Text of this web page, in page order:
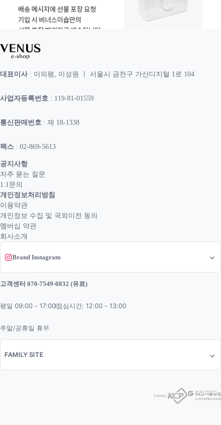
대표이사: 이의평, 이성원 ㅣ 서울시 금천구 가산디지털 1로 104
사업자등록번호 : 119-81-01559
통신판매번호 : 제 18-1338
팩스 : 02-869-5613
공지사항
자주 묻는 질문
1:1문의
개인정보처리방침
이용약관
개인정보 수집 및 국외이전 동의
멤버십 약관
회사소개
Brand Instagram
고객센터 070-7549-0832 (유료)
평일 09:00 - 17:00점심시간: 12:00 - 13:00
주말/공휴일 휴무
FAMILY SITE